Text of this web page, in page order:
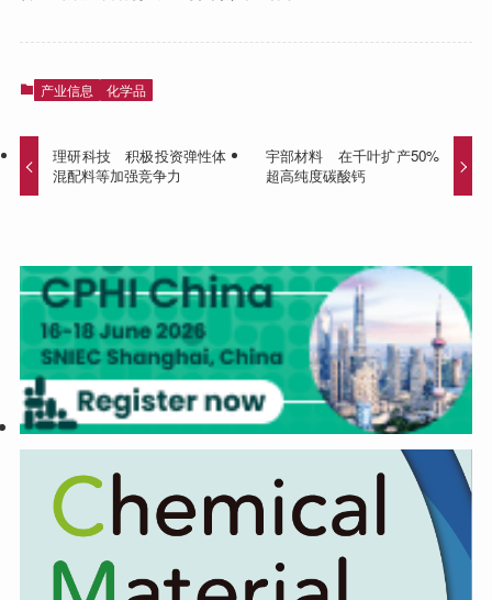
产业信息 化学品
理研科技 积极投资弹性体
混配料等加强竞争力
宇部材料 在千叶扩产50%
超高纯度碳酸钙